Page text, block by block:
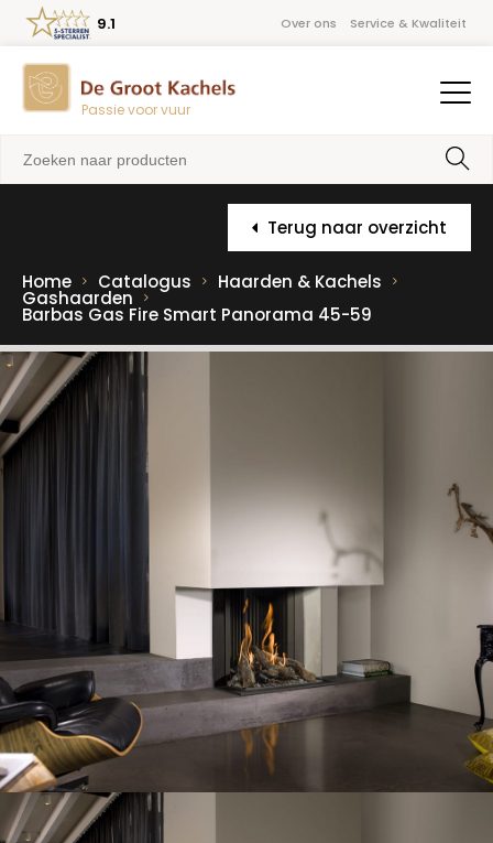
Over ons Service & Kwaliteit
Passie voor vuur
9.1
Terug naar overzicht
Home Catalogus Haarden & Kachels
Gashaarden
Barbas Gas Fire Smart Panorama 45-59